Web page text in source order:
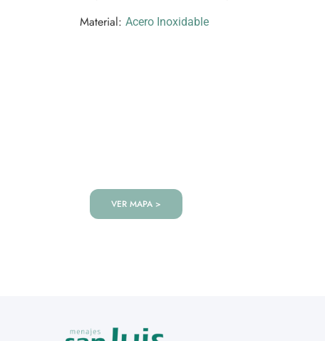
Material: Acero Inoxidable
VER MAPA >